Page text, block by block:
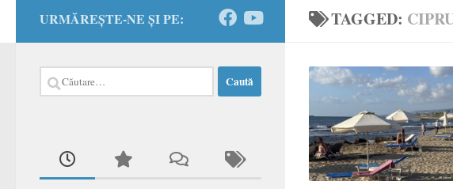
TAGGED:
URMĂREȘTE-NE ȘI PE:
Caută
după: